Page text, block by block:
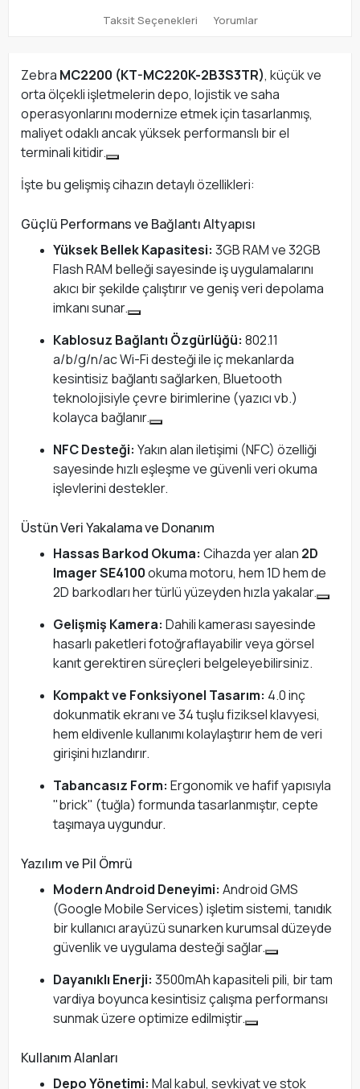
Taksit Seçenekleri Yorumlar
Zebra MC2200 (KT-MC220K-2B3S3TR), küçük ve
orta ölçekli işletmelerin depo, lojistik ve saha
operasyonlarını modernize etmek için tasarlanmış,
maliyet odaklı ancak yüksek performanslı bir el
terminali kitidir.
İşte bu gelişmiş cihazın detaylı özellikleri:
Güçlü Performans ve Bağlantı Altyapısı
Yüksek Bellek Kapasitesi: 3GB RAM ve 32GB
Flash RAM belleği sayesinde iş uygulamalarını
akıcı bir şekilde çalıştırır ve geniş veri depolama
imkanı sunar.
Kablosuz Bağlantı Özgürlüğü: 802.11
a/b/g/n/ac Wi-Fi desteği ile iç mekanlarda
kesintisiz bağlantı sağlarken, Bluetooth
teknolojisiyle çevre birimlerine (yazıcı vb.)
kolayca bağlanır.
NFC Desteği: Yakın alan iletişimi (NFC) özelliği
sayesinde hızlı eşleşme ve güvenli veri okuma
işlevlerini destekler.
Üstün Veri Yakalama ve Donanım
Hassas Barkod Okuma: Cihazda yer alan 2D
Imager SE4100okuma motoru, hem 1D hem de
2D barkodları her türlü yüzeyden hızla yakalar.
Gelişmiş Kamera: Dahili kamerası sayesinde
hasarlı paketleri fotoğraflayabilir veya görsel
kanıt gerektiren süreçleri belgeleyebilirsiniz.
Kompakt ve Fonksiyonel Tasarım: 4.0 inç
dokunmatik ekranı ve 34 tuşlu fiziksel klavyesi,
hem eldivenle kullanımı kolaylaştırır hem de veri
girişini hızlandırır.
Tabancasız Form: Ergonomik ve hafif yapısıyla
"brick" (tuğla) formunda tasarlanmıştır, cepte
taşımaya uygundur.
Yazılım ve Pil Ömrü
Modern Android Deneyimi: Android GMS
(Google Mobile Services) işletim sistemi, tanıdık
bir kullanıcı arayüzü sunarken kurumsal düzeyde
güvenlik ve uygulama desteği sağlar.
Dayanıklı Enerji: 3500mAh kapasiteli pili, bir tam
vardiya boyunca kesintisiz çalışma performansı
sunmak üzere optimize edilmiştir.
Kullanım Alanları
Depo Yönetimi: Mal kabul, sevkiyat ve stok